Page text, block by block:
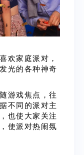
欢家庭派对，
光的各种神奇
游戏焦点，往
不同的派对主
也使大家关注
使派对热闹氛